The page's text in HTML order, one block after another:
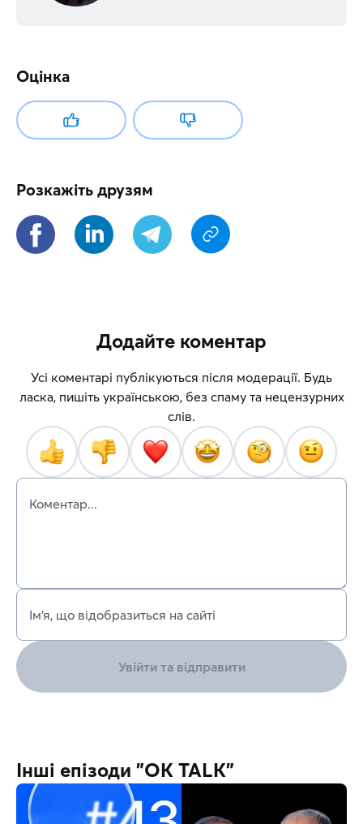
Оцінка
Розкажіть друзям
Додайте коментар
Усі коментарі публікуються після модерації. Будь
ласка, пишіть українською, без спаму та нецензурних
слів.
Коментар...
Ім’я, що відобразиться на сайті
Увійти та відправити
Інші епізоди "OK TALK"